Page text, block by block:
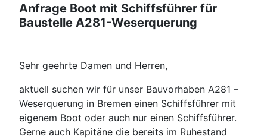
Anfrage Boot mit Schiffsführer für
Baustelle A281-Weserquerung
Sehr geehrte Damen und Herren,
aktuell suchen wir für unser Bauvorhaben A281 –
Weserquerung in Bremen einen Schiffsführer mit
eigenem Boot oder auch nur einen Schiffsführer.
Gerne auch Kapitäne die bereits im Ruhestand